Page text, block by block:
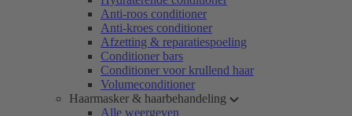
Anti-roos conditioner
Anti-kroes conditioner
Afzetting & reparatiespoeling
Conditioner bars
Conditioner voor krullend haar
Volumeconditioner
Haarmasker & haarbehandeling
Alle weergeven